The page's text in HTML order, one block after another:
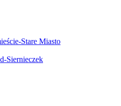
Stare Miasto
Siernieczek